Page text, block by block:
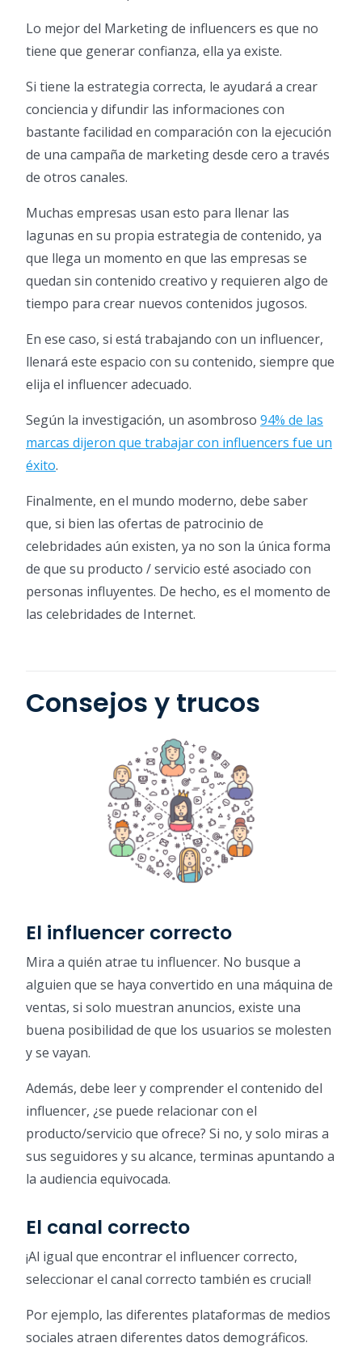
Lo mejor del Marketing de influencers es que no
tiene que generar confianza, ella ya existe.
Si tiene la estrategia correcta, le ayudará a crear
conciencia y difundir las informaciones con
bastante facilidad en comparación con la ejecución
de una campaña de marketing desde cero a través
de otros canales.
Muchas empresas usan esto para llenar las
lagunas en su propia estrategia de contenido, ya
que llega un momento en que las empresas se
quedan sin contenido creativo y requieren algo de
tiempo para crear nuevos contenidos jugosos.
En ese caso, si está trabajando con un influencer,
llenará este espacio con su contenido, siempre que
elija el influencer adecuado.
Según la investigación, un asombroso 94% de las
marcas dijeron que trabajar con influencers fue un
éxito.
Finalmente, en el mundo moderno, debe saber
que, si bien las ofertas de patrocinio de
celebridades aún existen, ya no son la única forma
de que su producto / servicio esté asociado con
personas influyentes. De hecho, es el momento de
las celebridades de Internet.
Consejos y trucos
El influencer correcto
Mira a quién atrae tu influencer. No busque a
alguien que se haya convertido en una máquina de
ventas, si solo muestran anuncios, existe una
buena posibilidad de que los usuarios se molesten
y se vayan.
Además, debe leer y comprender el contenido del
influencer, ¿se puede relacionar con el
producto/servicio que ofrece? Si no, y solo miras a
sus seguidores y su alcance, terminas apuntando a
la audiencia equivocada.
El canal correcto
¡Al igual que encontrar el influencer correcto,
seleccionar el canal correcto también es crucial!
Por ejemplo, las diferentes plataformas de medios
sociales atraen diferentes datos demográficos.